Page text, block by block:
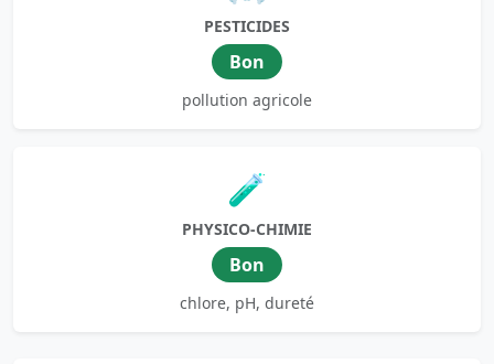
PESTICIDES
Bon
pollution agricole
🧪
PHYSICO-CHIMIE
Bon
chlore, pH, dureté